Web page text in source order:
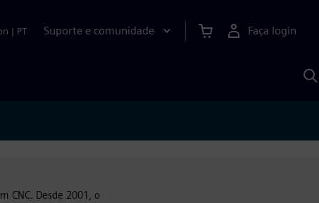
| PT Suporte e comunidade Faça login
CNC. Desde 2001, o